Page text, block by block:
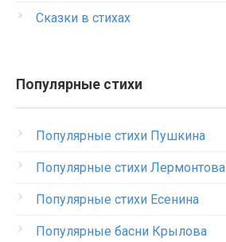
Сказки в стихах
Популярные стихи
Популярные стихи Пушкина
Популярные стихи Лермонтова
Популярные стихи Есенина
Популярные басни Крылова